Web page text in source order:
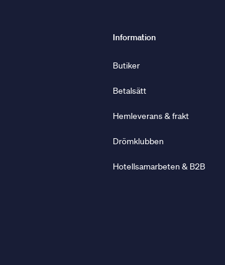
Information
Butiker
Betalsätt
Hemleverans & frakt
Drömklubben
Hotellsamarbeten & B2B